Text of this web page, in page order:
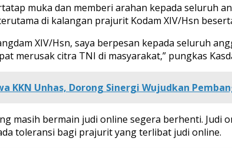
muka dan memberi arahan kepada seluruh
di kalangan prajurit Kodam XIV/Hsn
XIV/Hsn, saya berpesan kepada seluruh
merusak citra TNI di masyarakat,” pungkas
KKN Unhas, Dorong Sinergi Wujudkan
masih bermain judi online segera berhenti.
toleransi bagi prajurit yang terlibat judi online.